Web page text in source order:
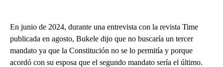
En junio de 2024, durante una entrevista con la revista Time
publicada en agosto, Bukele dijo que no buscaría un tercer
mandato ya que la Constitución no se lo permitía y porque
acordó con su esposa que el segundo mandato sería el último.